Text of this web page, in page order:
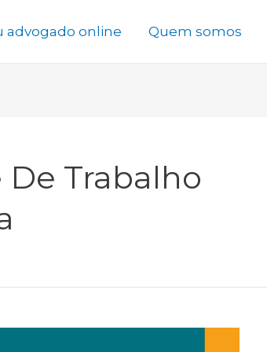
advogado online Quem somos
Trabalho